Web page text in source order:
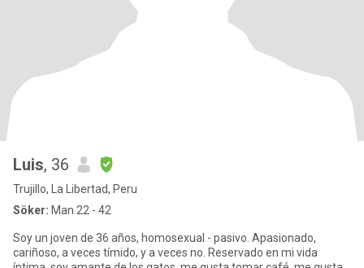
Luis, 36
Trujillo, La Libertad, Peru
Söker: Man 22 - 42
Soy un joven de 36 años, homosexual - pasivo. Apasionado,
cariñoso, a veces tímido, y a veces no. Reservado en mi vida